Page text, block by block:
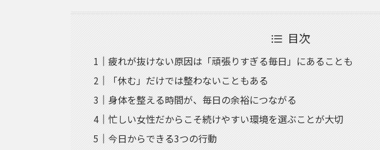
目次
疲れが抜けない原因は「頑張りすぎる毎日」にあることも
「休む」だけでは整わないこともある
身体を整える時間が、毎日の余裕につながる
忙しい女性だからこそ続けやすい環境を選ぶことが大切
今日からできる3つの行動